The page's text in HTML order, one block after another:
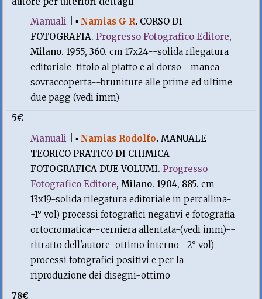
Manuali |▪ Namias G R. CORSO DI
FOTOGRAFIA.Progresso Fotografico Editore,
Milano. 1955, 360.cm 17x24--solida rilegatura
editoriale-titolo al piatto e al dorso--manca
sovraccoperta--bruniture alle prime ed ultime
due pagg (vedi imm)
5€
Manuali |▪ Namias Rodolfo.MANUALE
TEORICO PRATICO DI CHIMICA
FOTOGRAFICA DUE VOLUMI.Progresso
Fotografico Editore, Milano. 1904, 885.cm
13x19-solida rilegatura editoriale in percallina-
-1° vol) processi fotografici negativi e fotografia
ortocromatica--cerniera allentata-(vedi imm)--
ritratto dell'autore-ottimo interno--2° vol)
processi fotografici positivi e per la
riproduzione dei disegni-ottimo
78€